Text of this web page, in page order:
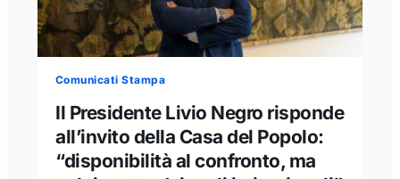
dei
diplomati
con
Comunicati Stampa
Il Presidente Livio Negro risponde
all’invito della Casa del Popolo:
“disponibilità al confronto, ma